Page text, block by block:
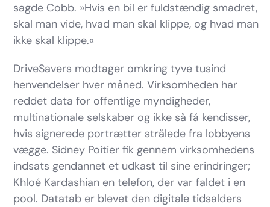
sagde Cobb. »Hvis en bil er fuldstændig smadret,
skal man vide, hvad man skal klippe, og hvad man
ikke skal klippe.«
DriveSavers modtager omkring tyve tusind
henvendelser hver måned. Virksomheden har
reddet data for offentlige myndigheder,
multinationale selskaber og ikke så få kendisser,
hvis signerede portrætter strålede fra lobbyens
vægge. Sidney Poitier fik gennem virksomhedens
indsats gendannet et udkast til sine erindringer;
Khloé Kardashian en telefon, der var faldet i en
pool. Datatab er blevet den digitale tidsalders